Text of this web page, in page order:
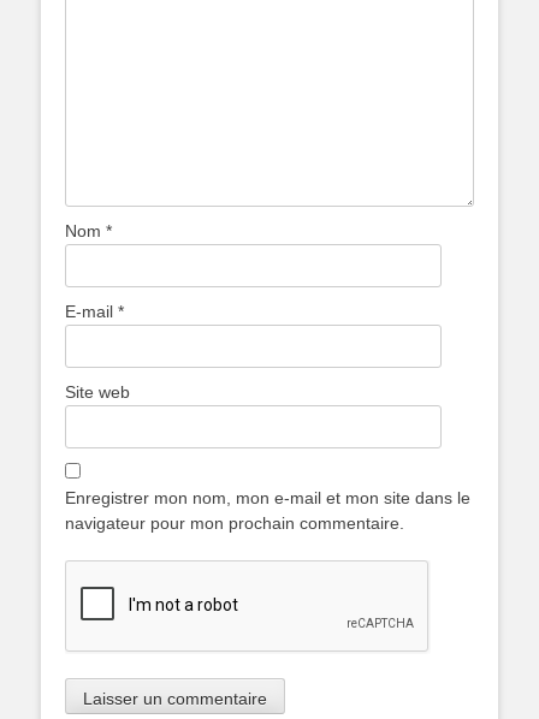
Nom *
E-mail *
Site web
Enregistrer mon nom, mon e-mail et mon site dans le
navigateur pour mon prochain commentaire.